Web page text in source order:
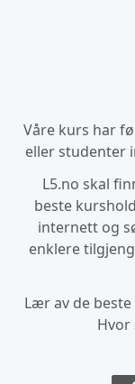
Våre kurs har
eller studenter
L5.no skal
beste
internett og
enklere
Lær av de
Hvor